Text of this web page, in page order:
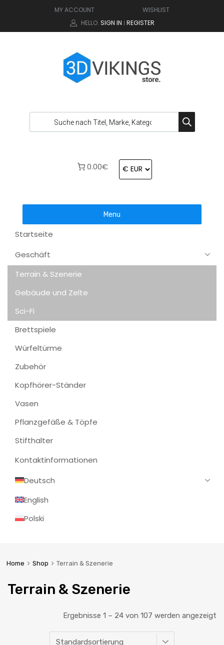
MY ACCOUNT
WISHLIST
HELLO. SIGN IN | REGISTER
0.00€
Menu
Startseite
Geschäft
Terrain & Szenerie
Gebäude und Zelte
Sci-Fi
Brettspiele
Würfeltürme
Zubehör
Kopfhörer-Ständer
Vasen
Pflanzgefäße & Töpfe
Stifthalter
Kontaktinformationen
Deutsch
English
Polski
Home Shop Terrain & Szenerie
Terrain & Szenerie
Ergebnisse 1 – 24 von 107 werden angezeigt